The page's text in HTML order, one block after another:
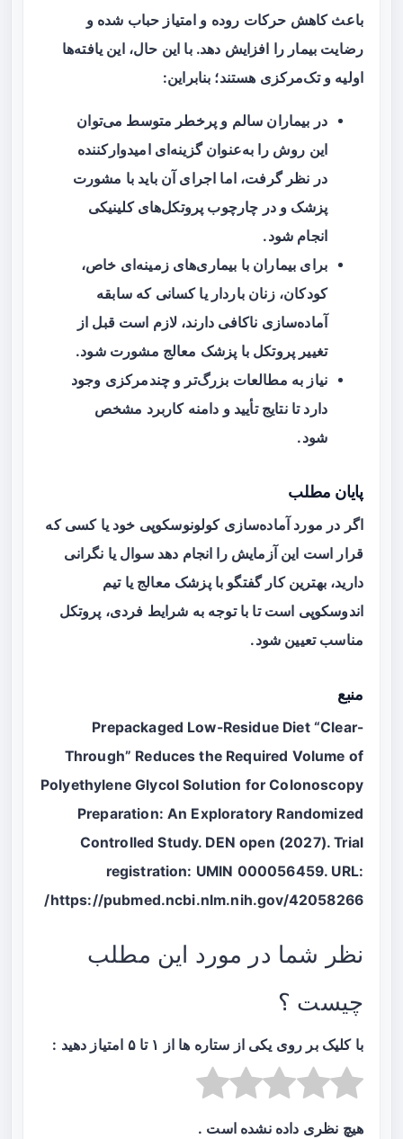
باعث کاهش حرکات روده و امتیاز حباب شده و
رضایت بیمار را افزایش دهد. با این حال، این یافته‌ها
اولیه و تک‌مرکزی هستند؛ بنابراین:
در بیماران سالم و پرخطر متوسط می‌توان
این روش را به‌عنوان گزینه‌ای امیدوارکننده
در نظر گرفت، اما اجرای آن باید با مشورت
پزشک و در چارچوب پروتکل‌های کلینیکی
انجام شود.
برای بیماران با بیماری‌های زمینه‌ای خاص،
کودکان، زنان باردار یا کسانی که سابقه
آماده‌سازی ناکافی دارند، لازم است قبل از
تغییر پروتکل با پزشک معالج مشورت شود.
نیاز به مطالعات بزرگ‌تر و چندمرکزی وجود
دارد تا نتایج تأیید و دامنه کاربرد مشخص
شود.
پایان مطلب
اگر در مورد آماده‌سازی کولونوسکوپی خود یا کسی که
قرار است این آزمایش را انجام دهد سوال یا نگرانی
دارید، بهترین کار گفتگو با پزشک معالج یا تیم
اندوسکوپی است تا با توجه به شرایط فردی، پروتکل
مناسب تعیین شود.
منبع
Prepackaged Low-Residue Diet “Clear-
Through” Reduces the Required Volume of
Polyethylene Glycol Solution for Colonoscopy
Preparation: An Exploratory Randomized
Controlled Study. DEN open (2027). Trial
registration: UMIN 000056459. URL:
https://pubmed.ncbi.nlm.nih.gov/42058266/
نظر شما در مورد این مطلب
چیست ؟
با کلیک بر روی یکی از ستاره ها از ۱ تا ۵ امتیاز دهید :
هیچ نظری داده نشده است .